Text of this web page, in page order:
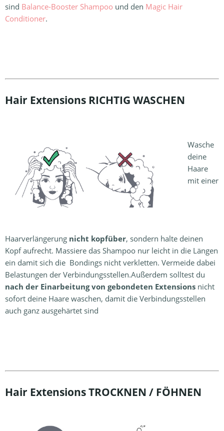
sind Balance-Booster Shampoo und den Magic Hair
Conditioner.
Hair Extensions RICHTIG WASCHEN
Wasche
deine
Haare
mit einer
Haarverlängerung nicht kopfüber, sondern halte deinen
Kopf aufrecht. Massiere das Shampoo nur leicht in die Längen
ein damit sich die Bondings nicht verkletten. Vermeide dabei
Belastungen der Verbindungsstellen.Außerdem solltest du
nach der Einarbeitung von gebondeten Extensions nicht
sofort deine Haare waschen, damit die Verbindungsstellen
auch ganz ausgehärtet sind
Hair Extensions TROCKNEN / FÖHNEN